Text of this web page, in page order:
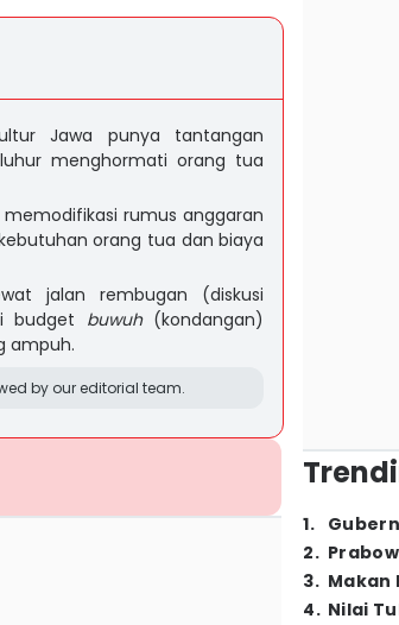
Jawa punya tantangan
menghormati orang tua
rumus anggaran
orang tua dan biaya
jalan rembugan (diskusi
budget buwuh(kondangan)
ampuh.
by our editorial team.
1.
2.
3. Makan
4. Nilai